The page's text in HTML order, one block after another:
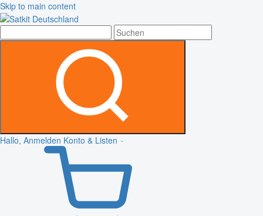
Skip to main content
Hallo, Anmelden Konto & Listen